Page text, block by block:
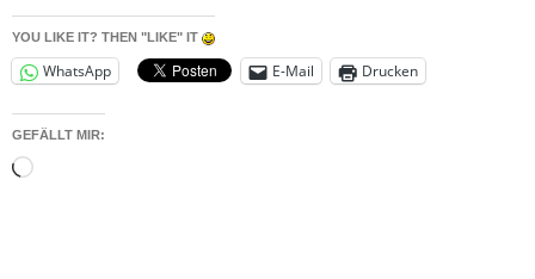
YOU LIKE IT? THEN "LIKE" IT
WhatsApp E-Mail Drucken
GEFÄLLT MIR:
Wird